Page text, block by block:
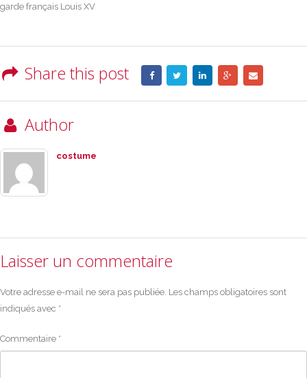
garde français Louis XV
Share this post
Author
costume
Laisser un commentaire
Votre adresse e-mail ne sera pas publiée. Les champs obligatoires sont
indiqués avec *
Commentaire *